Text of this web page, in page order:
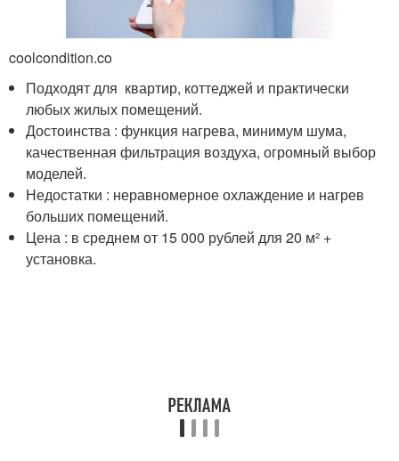
coolcondition.co
Подходят для квартир, коттеджей и практически
любых жилых помещений.
Достоинства : функция нагрева, минимум шума,
качественная фильтрация воздуха, огромный выбор
моделей.
Недостатки : неравномерное охлаждение и нагрев
больших помещений.
Цена : в среднем от 15 000 рублей для 20 м² +
установка.